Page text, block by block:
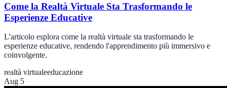
Come la Realtà Virtuale Sta Trasformando le
Esperienze Educative
L'articolo esplora come la realtà virtuale sta trasformando le
esperienze educative, rendendo l'apprendimento più immersivo e
coinvolgente.
realtà virtualeeducazione
Aug 5